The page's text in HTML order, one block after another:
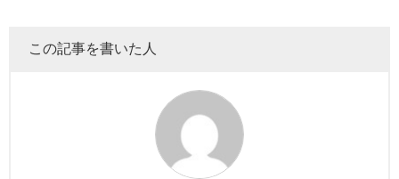
この記事を書いた人